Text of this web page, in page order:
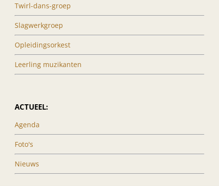
Twirl-dans-groep
Slagwerkgroep
Opleidingsorkest
Leerling muzikanten
ACTUEEL:
Agenda
Foto's
Nieuws